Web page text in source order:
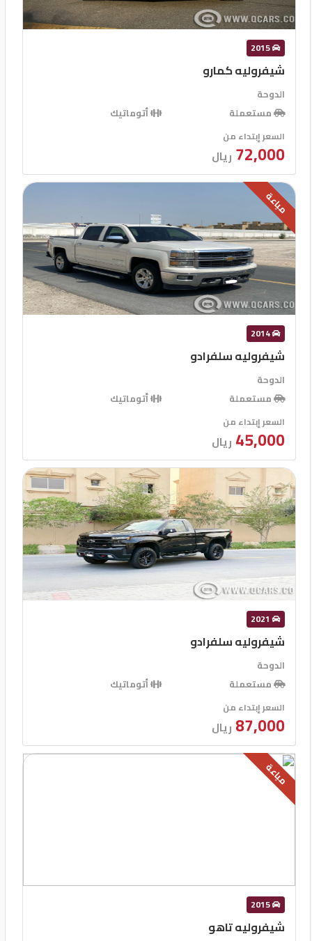
2015
شيفروليه كمارو
الدوحة
مستعملة
أتوماتيك
السعر إبتداء من
72,000 ريال
مباعة
2014
شيفروليه سلفرادو
الدوحة
مستعملة
أتوماتيك
السعر إبتداء من
45,000 ريال
2021
شيفروليه سلفرادو
الدوحة
مستعملة
أتوماتيك
السعر إبتداء من
87,000 ريال
مباعة
2015
شيفروليه تاهو